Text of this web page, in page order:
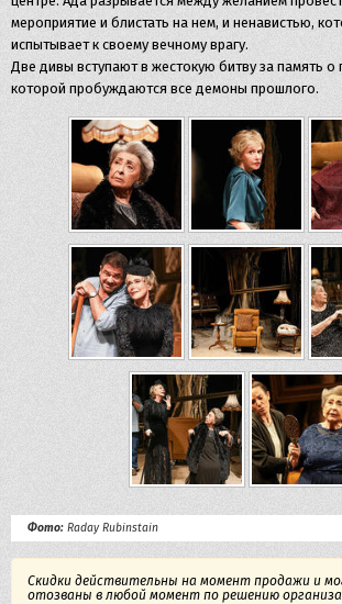
мероприятие и блистать на нем, и ненавистью,
испытывает к своему вечному врагу.
Две дивы вступают в жестокую битву за память о
которой пробуждаются все демоны прошлого.
Фото: Raday Rubinstain
Скидки действительны на момент продажи и
отозваны в любой момент по решению